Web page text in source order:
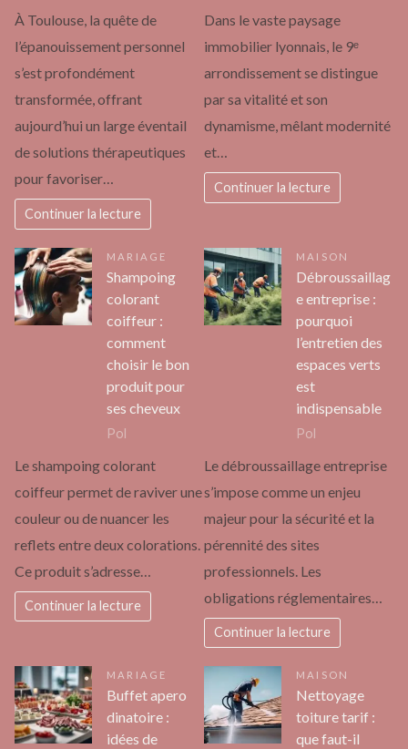
À Toulouse, la quête de
l’épanouissement personnel
s’est profondément
transformée, offrant
aujourd’hui un large éventail
de solutions thérapeutiques
pour favoriser…
Continuer la lecture
Dans le vaste paysage
immobilier lyonnais, le 9ᵉ
arrondissement se distingue
par sa vitalité et son
dynamisme, mêlant modernité
et…
Continuer la lecture
MARIAGE
Shampoing
colorant
coiffeur :
comment
choisir le bon
produit pour
ses cheveux
Pol
Le shampoing colorant
coiffeur permet de raviver une
couleur ou de nuancer les
reflets entre deux colorations.
Ce produit s’adresse…
Continuer la lecture
MAISON
Débroussaillag
e entreprise :
pourquoi
l’entretien des
espaces verts
est
indispensable
Pol
Le débroussaillage entreprise
s’impose comme un enjeu
majeur pour la sécurité et la
pérennité des sites
professionnels. Les
obligations réglementaires…
Continuer la lecture
MARIAGE
Buffet apero
dinatoire :
idées de
MAISON
Nettoyage
toiture tarif :
que faut-il